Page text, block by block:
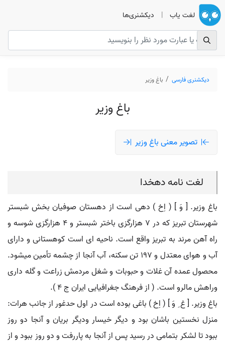
لغت یاب | دیکشنری‌ها
دیکشنری فارسی باغ وزیر
باغ وزیر
تصویر معنی باغ وزیر
لغت نامه دهخدا
باغ وزیر. [ وَ ] ( اِخ ) دهی است از دهستان صوفیان بخش شبستر
شهرستان تبریز که در 7 هزارگزی باختر شبستر و 4 هزارگزی شوسه و
راه آهن مرند به تبریز واقع است. ناحیه ای است کوهستانی و دارای
آب و هوای معتدل و 197 تن سکنه، آب آنجا از چشمه تأمین میشود.
محصول عمده آن غلات و حبوبات و شغل مردمش زراعت و گله داری
وراهش مالرو است. ( از فرهنگ جغرافیایی ایران ج 4 ).
باغ وزیر. [ غ ِ وَ ] ( اِخ ) باغی بوده است در اول حدغور از جانب هرات:
منزل نخستین باشان بود و دیگر خیسار ودیگر بریان و آنجا دو روز
ببود تا لشکر بتمامی در رسید پس از آنجا به پاررفت و دو روز ببود و از